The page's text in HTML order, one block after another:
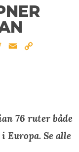
TwitterEmail
76 ruter både
Europa. Se alle